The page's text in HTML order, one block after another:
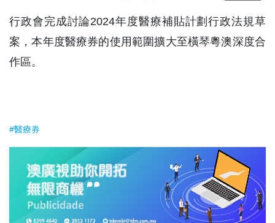
行政會完成討論2024年度醫療補貼計劃行政法規草
案，本年度醫療券的使用範圍擴大至橫琴粵澳深度合
作區。
#醫療券